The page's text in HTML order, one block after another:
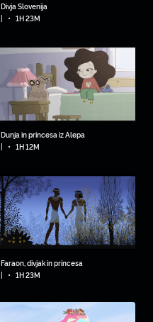
Divja Slovenija
|
• 1H 23M
Dunja in princesa iz Alepa
|
• 1H 12M
Faraon, divjak in princesa
• 1H 23M